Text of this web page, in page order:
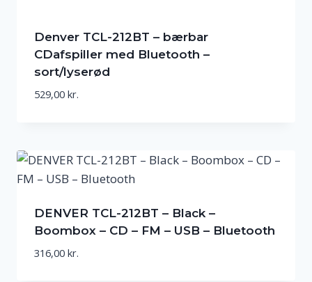
Denver TCL-212BT – bærbar
CDafspiller med Bluetooth –
sort/lyserød
529,00 kr.
DENVER TCL-212BT – Black –
Boombox – CD – FM – USB – Bluetooth
316,00 kr.